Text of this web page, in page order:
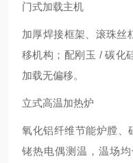
门式加载主机
加厚焊接框架、滚珠丝
移机构；配刚玉 / 碳化
加载无偏移。
立式高温加热炉
氧化铝纤维节能炉膛、
铑热电偶测温，温场